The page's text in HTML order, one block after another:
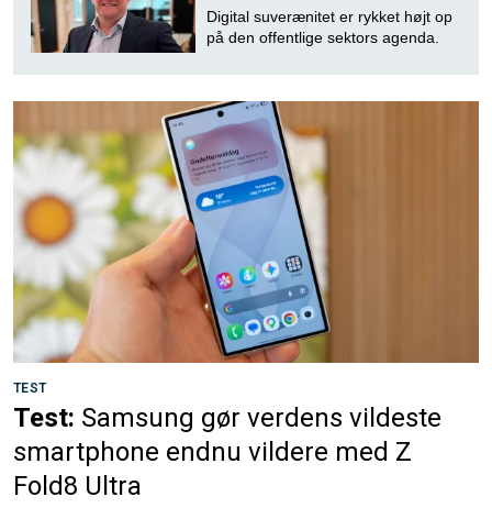
Digital suverænitet er rykket højt op
på den offentlige sektors agenda.
TEST
Test: Samsung gør verdens vildeste
smartphone endnu vildere med Z
Fold8 Ultra